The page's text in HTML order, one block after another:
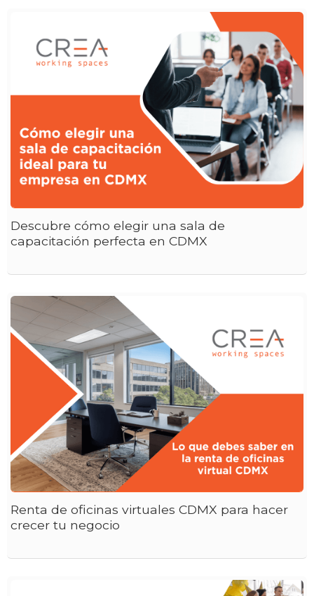
Descubre cómo elegir una sala de
capacitación perfecta en CDMX
Renta de oficinas virtuales CDMX para hacer
crecer tu negocio